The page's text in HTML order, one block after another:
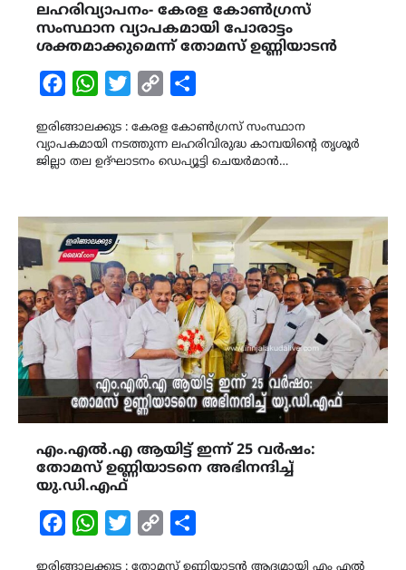
ലഹരിവ്യാപനം- കേരള കോൺഗ്രസ്‌
സംസ്ഥാന വ്യാപകമായി പോരാട്ടം
ശക്തമാക്കുമെന്ന് തോമസ് ഉണ്ണിയാടൻ
FacebookWhatsAppTwitterCopy
ഇരിങ്ങാലക്കുട : കേരള കോൺഗ്രസ്‌ സംസ്ഥാന
വ്യാപകമായി നടത്തുന്ന ലഹരിവിരുദ്ധ കാമ്പയിന്റെ തൃശൂർ
ജില്ലാ തല ഉദ്ഘാടനം ഡെപ്യൂട്ടി ചെയർമാൻ…
എം.എൽ.എ ആയിട്ട് ഇന്ന് 25 വർഷം:
തോമസ് ഉണ്ണിയാടനെ അഭിനന്ദിച്ച്
യു.ഡി.എഫ്
FacebookWhatsAppTwitterCopy
ഇരിങ്ങാലക്കുട : തോമസ് ഉണ്ണിയാടൻ ആദ്യമായി എം എൽ